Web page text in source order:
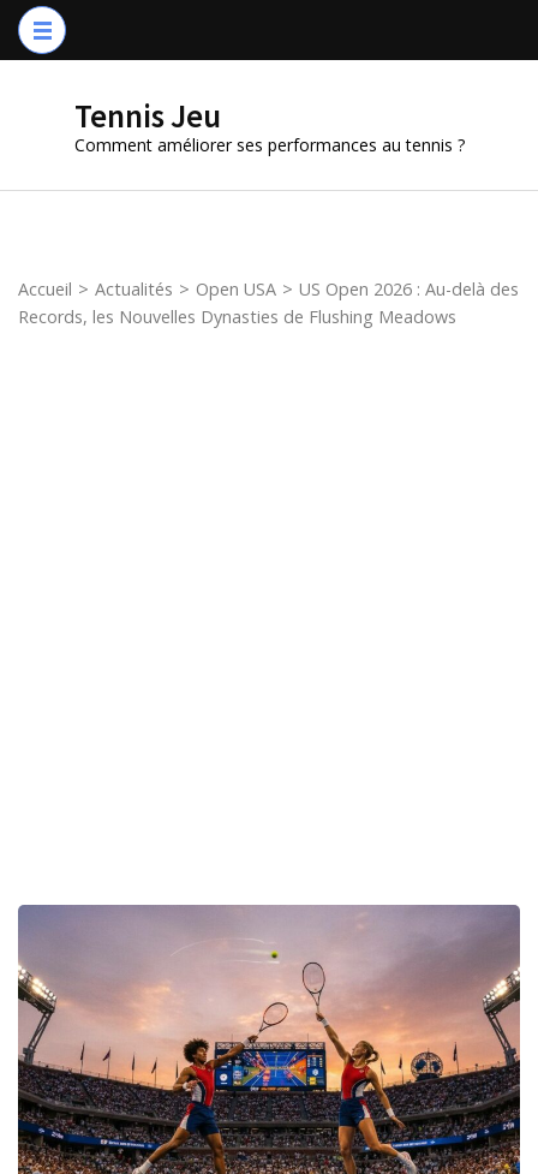
Aller
au
(PressezTennis Jeu
Comment améliorer ses performances au tennis ?
Accueil > Actualités > Open USA > US Open 2026 : Au-delà des
Records, les Nouvelles Dynasties de Flushing Meadows